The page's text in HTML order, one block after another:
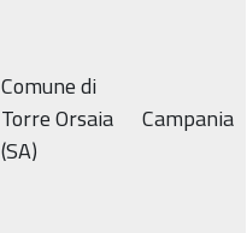
Comune di
Torre Orsaia
(SA)
Campania